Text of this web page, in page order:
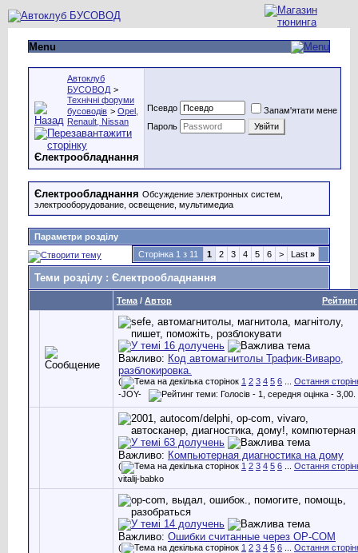
Menu
Автоклуб
БУСОВОД >
Технічні форуми
бусоводів > Opel,
Renault, Nissan
Єлектрообладнання
Псевдо
Запам'ятати мене
Пароль
Єлектрообладнання Обсуждение электронных систем,
электрооборудование, освещение, мультимедиа
Параметри розділу
Сторінка 1 з 11
1 2 3 4 5 6 > Last »
Теми розділу : Єлектрообладнання
Рейтинг
Тема / Автор
Важливо: Код автомагнитолы Трафик-Виваро,
разблокировка.
( 1 2 3 4 5 6
Остання
-JOY-
Важливо: Компьютерная диагностика на дому
( 1 2 3 4 5 6
Остання
vitalij-babko
Важливо: Ошибки считанные через OP-COM
( 1 2 3 4 5 6
Остання